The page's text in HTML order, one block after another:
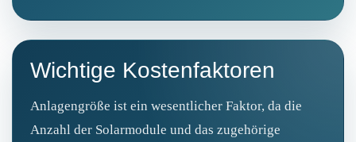
Wichtige Kostenfaktoren
Anlagengröße ist ein wesentlicher Faktor, da die
Anzahl der Solarmodule und das zugehörige